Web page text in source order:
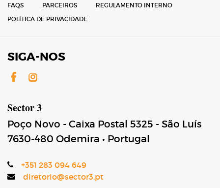
FAQS PARCEIROS
REGULAMENTO INTERNO
POLÍTICA DE PRIVACIDADE
SIGA-NOS
Facebook
Instagram
Sector 3
Poço Novo - Caixa Postal 5325 - São Luís
7630-480 Odemira • Portugal
+351 283 094 649
diretorio@sector3.pt